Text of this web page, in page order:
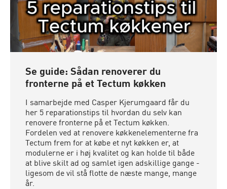
Se guide: Sådan renoverer du
fronterne på et Tectum køkken
I samarbejde med Casper Kjerumgaard får du
her 5 reparationstips til hvordan du selv kan
renovere fronterne på et Tectum køkken.
Fordelen ved at renovere køkkenelementerne fra
Tectum frem for at købe et nyt køkken er, at
modulerne er i høj kvalitet og kan holde til både
at blive skilt ad og samlet igen adskillige gange -
ligesom de vil stå flotte de næste mange, mange
år.